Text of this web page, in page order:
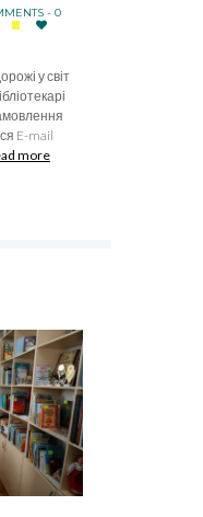
- 0
у світ
E-mail
more